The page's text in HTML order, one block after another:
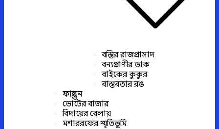
বস্তির রাজপ্রাসাদ
বন্যপ্রাণীর ডাক
বাইকের কুকুর
বাস্তবতার রঙ
ফাল্গুন
ভোটের বাজার
বিদায়ের বেলায়
মশাররফের স্মৃতিভূমি